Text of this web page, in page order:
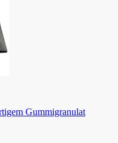
Gummigranulat